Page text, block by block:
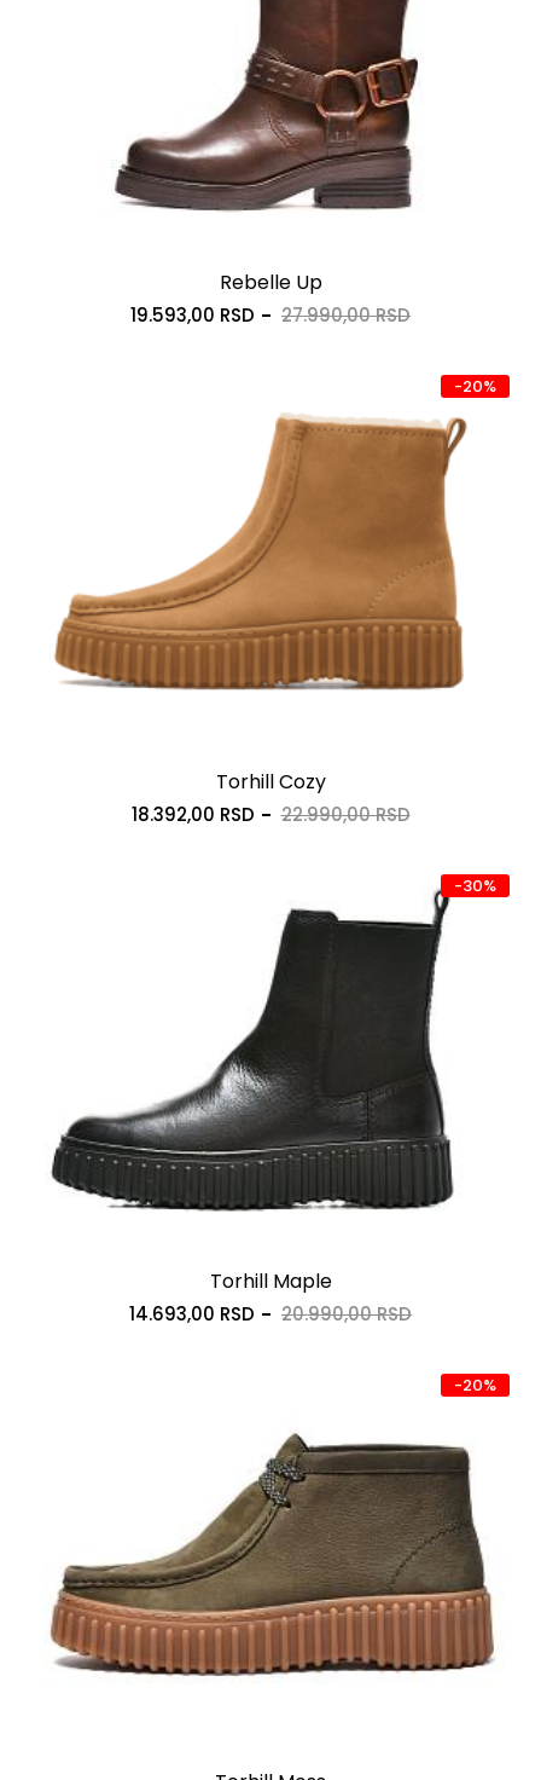
Rebelle Up
19.593,00 RSD 27.990,00 RSD
-20%
Torhill Cozy
18.392,00 RSD 22.990,00 RSD
-30%
Torhill Maple
14.693,00 RSD 20.990,00 RSD
-20%